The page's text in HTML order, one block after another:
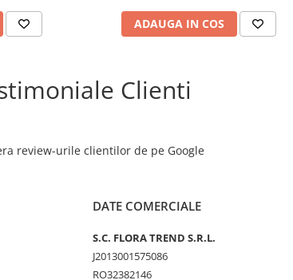
ADAUGA IN COS
Clienti
review-urile clientilor de pe Google
DATE COMERCIALE
S.C. FLORA TREND S.R.L.
J2013001575086
RO32382146